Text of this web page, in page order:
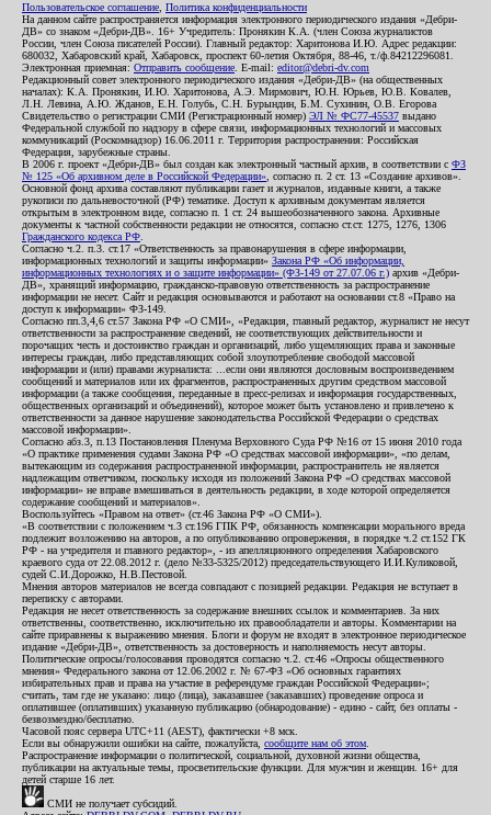
Пользовательское соглашение Политика конфиденциальности
На данном сайте распространяется информация электронного периодического издания «Дебри-
ДВ» со знаком «Дебри-ДВ». 16+ Учредитель: Пронякин К.А. (член Союза журналистов
России, член Союза писателей России). Главный редактор: Харитонова И.Ю. Адрес редакции:
680032, Хабаровский край, Хабаровск, проспект 60-летия Октября, 88-46, т./ф.84212296081.
Электронная приемная: Отправить сообщение . E-mail: editor@debri-dv.com
Редакционный совет электронного периодического издания «Дебри-ДВ» (на общественных
началах): К.А. Пронякин, И.Ю. Харитонова, А.Э. Мирмович, Ю.Н. Юрьев, Ю.В. Ковалев,
Л.Н. Левина, А.Ю. Жданов, Е.Н. Голубь, С.Н. Бурындин, Б.М. Сухинин, О.В. Егорова
Свидетельство о регистрации СМИ (Регистрационный номер) ЭЛ № ФС77-45537 выдано
Федеральной службой по надзору в сфере связи, информационных технологий и массовых
коммуникаций (Роскомнадзор) 16.06.2011 г. Территория распространения: Российская
Федерация, зарубежные страны.
В 2006 г. проект «Дебри-ДВ» был создан как электронный частный архив, в соответствии с ФЗ
№ 125 «Об архивном деле в Российской Федерации» , согласно п. 2 ст. 13 «Создание архивов».
Основной фонд архива составляют публикации газет и журналов, изданные книги, а также
рукописи по дальневосточной (РФ) тематике. Доступ к архивным документам является
открытым в электронном виде, согласно п. 1 ст. 24 вышеобозначенного закона. Архивные
документы к частной собственности редакции не относятся, согласно ст.ст. 1275, 1276, 1306
Гражданского кодекса РФ
Согласно ч.2. п.3. ст.17 «Ответственность за правонарушения в сфере информации,
информационных технологий и защиты информации» Закона РФ «Об информации,
информационных технологиях и о защите информации» (ФЗ-149 от 27.07.06 г.) архив «Дебри-
ДВ», хранящий информацию, гражданско-правовую ответственность за распространение
информации не несет. Сайт и редакция основываются и работают на основании ст.8 «Право на
доступ к информации» ФЗ-149.
Согласно пп.3,4,6 ст.57 Закона РФ «О СМИ», «Редакция, главный редактор, журналист не несут
ответственности за распространение сведений, не соответствующих действительности и
порочащих честь и достоинство граждан и организаций, либо ущемляющих права и законные
интересы граждан, либо представляющих собой злоупотребление свободой массовой
информации и (или) правами журналиста: ...если они являются дословным воспроизведением
сообщений и материалов или их фрагментов, распространенных другим средством массовой
информации (а также сообщения, переданные в пресс-релизах и информация государственных,
общественных организаций и объединений), которое может быть установлено и привлечено к
ответственности за данное нарушение законодательства Российской Федерации о средствах
массовой информации».
Согласно абз.3, п.13 Постановления Пленума Верховного Суда РФ №16 от 15 июня 2010 года
«О практике применения судами Закона РФ «О средствах массовой информации», «по делам,
вытекающим из содержания распространенной информации, распространитель не является
надлежащим ответчиком, поскольку исходя из положений Закона РФ «О средствах массовой
информации» не вправе вмешиваться в деятельность редакции, в ходе которой определяется
содержание сообщений и материалов».
Воспользуйтесь «Правом на ответ» (ст.46 Закона РФ «О СМИ»).
«В соответствии с положением ч.3 ст.196 ГПК РФ, обязанность компенсации морального вреда
подлежит возложению на авторов, а по опубликованию опровержения, в порядке ч.2 ст.152 ГК
РФ - на учредителя и главного редактор», - из апелляционного определения Хабаровского
краевого суда от 22.08.2012 г. (дело №33-5325/2012) председательствующего И.И.Куликовой,
судей С.И.Дорожко, Н.В.Пестовой.
Мнения авторов материалов не всегда совпадают с позицией редакции. Редакция не вступает в
переписку с авторами.
Редакция не несет ответственность за содержание внешних ссылок и комментариев. За них
ответственны, соответственно, исключительно их правообладатели и авторы. Комментарии на
сайте приравнены к выражению мнения. Блоги и форум не входят в электронное периодическое
издание «Дебри-ДВ», ответственность за достоверность и наполняемость несут авторы.
Политические опросы/голосования проводятся согласно ч.2. ст.46 «Опросы общественного
мнения» Федерального закона от 12.06.2002 г. № 67-ФЗ «Об основных гарантиях
избирательных прав и права на участие в референдуме граждан Российской Федерации»;
считать, там где не указано: лицо (лица), заказавшее (заказавших) проведение опроса и
оплатившее (оплативших) указанную публикацию (обнародование) - едино - сайт, без оплаты -
безвозмездно/бесплатно.
Часовой пояс сервера UTC+11 (AEST), фактически +8 мск.
Если вы обнаружили ошибки на сайте, пожалуйста, сообщите нам об этом
Распространение информации о политической, социальной, духовной жизни общества,
публикации на актуальные темы, просветительские функции. Для мужчин и женщин. 16+ для
детей старше 16 лет.
СМИ не получает субсидий.